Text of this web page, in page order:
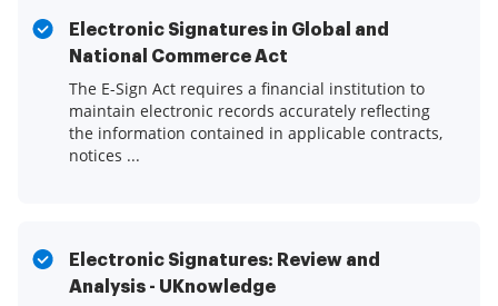
Electronic Signatures in Global and
National Commerce Act
The E-Sign Act requires a financial institution to
maintain electronic records accurately reflecting
the information contained in applicable contracts,
notices ...
Electronic Signatures: Review and
Analysis - UKnowledge